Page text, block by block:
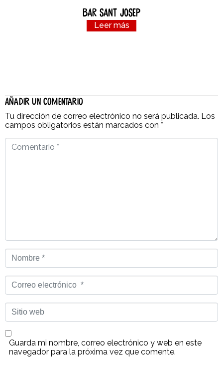
Bar Sant Josep
Leer más
Añadir un comentario
Tu dirección de correo electrónico no será publicada. Los
campos obligatorios están marcados con *
Comentario
Nombre
Correo
electrónico
*
Sitio
web
Guarda mi nombre, correo electrónico y web en este
navegador para la próxima vez que comente.